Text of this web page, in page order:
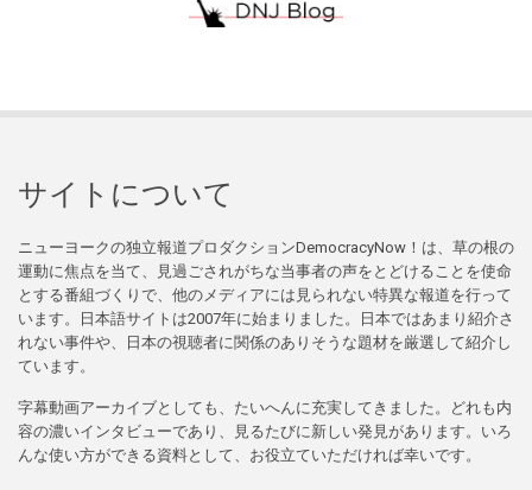
サイトについて
ニューヨークの独立報道プロダクションDemocracyNow！は、草の根の
運動に焦点を当て、見過ごされがちな当事者の声をとどけることを使命
とする番組づくりで、他のメディアには見られない特異な報道を行って
います。日本語サイトは2007年に始まりました。日本ではあまり紹介さ
れない事件や、日本の視聴者に関係のありそうな題材を厳選して紹介し
ています。
字幕動画アーカイブとしても、たいへんに充実してきました。どれも内
容の濃いインタビューであり、見るたびに新しい発見があります。いろ
んな使い方ができる資料として、お役立ていただければ幸いです。